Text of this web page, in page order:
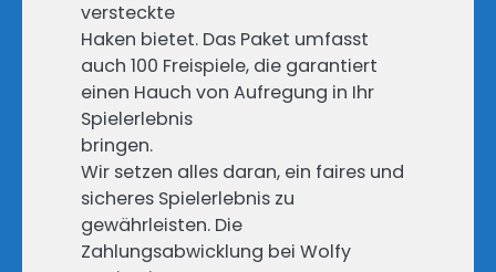
versteckte
Haken bietet. Das Paket umfasst
auch 100 Freispiele, die garantiert
einen Hauch von Aufregung in Ihr
Spielerlebnis
bringen.
Wir setzen alles daran, ein faires und
sicheres Spielerlebnis zu
gewährleisten. Die
Zahlungsabwicklung bei Wolfy